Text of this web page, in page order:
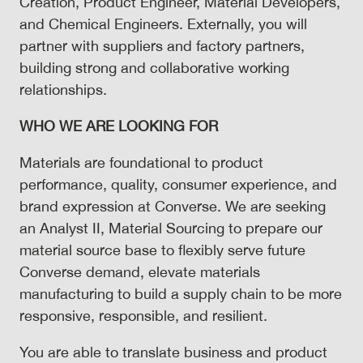
and Chemical Engineers. Externally, you will
partner with suppliers and factory partners,
building strong and collaborative working
relationships.
WHO WE ARE LOOKING FOR
Materials are foundational to product
performance, quality, consumer experience, and
brand expression at Converse. We are seeking
an Analyst II, Material Sourcing to prepare our
material source base to flexibly serve future
Converse demand, elevate materials
manufacturing to build a supply chain to be more
responsive, responsible, and resilient.
You are able to translate business and product